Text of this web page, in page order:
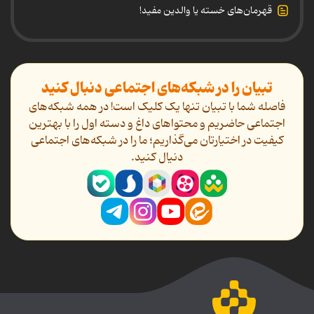
قهرمان‌های خسته یا والدین مفید!
تبیان را در شبکه‌های اجتماعی دنبال کنید
فاصله شما با تبیان تنها یک کلیک است! در همه شبکه‌های
اجتماعی حاضریم و محتواهای داغ و دسته اول را با بهترین
کیفیت در اختیارتان می‌گذاریم؛ ما را در شبکه‌های اجتماعی
دنیال کنید.